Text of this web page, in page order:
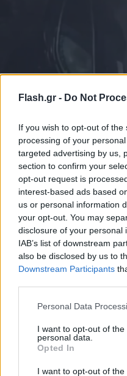
Flash.gr - Do Not
If you wish to opt-out of
processing of your
targeted advertising by us,
section to confirm your
opt-out request is
interest-based ads based
us or personal information
your opt-out. You may
disclosure of your personal
IAB’s list of downstream
also be disclosed by us to
Downstream Participants
Please note that this
not limited to your visit or
grant or deny consent to
use your data for below
consent section.
Personal Data
I want to opt-out of
personal data.
Opted In
I want to opt-out of the
Συμμορία
δολοφονία του
07.08.2026